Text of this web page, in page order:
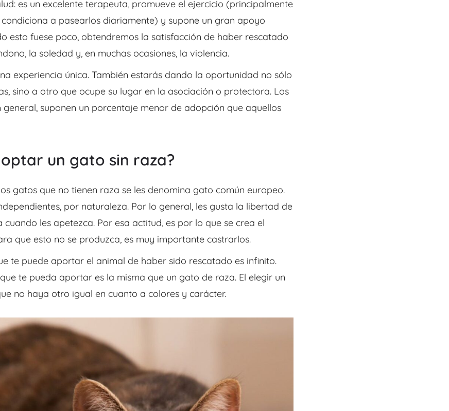
es un excelente terapeuta, promueve el ejercicio (principalmente
a pasearlos diariamente) y supone un gran apoyo
esto fuese poco, obtendremos la satisfacción de haber rescatado
la soledad y, en muchas ocasiones, la violencia.
experiencia única. También estarás dando la oportunidad no sólo
sino a otro que ocupe su lugar en la asociación o protectora. Los
suponen un porcentaje menor de adopción que aquellos
un gato sin raza?
gatos que no tienen raza se les denomina gato común europeo.
por naturaleza. Por lo general, les gusta la libertad de
cuando les apetezca. Por esa actitud, es por lo que se crea el
que esto no se produzca, es muy importante castrarlos.
te puede aportar el animal de haber sido rescatado es infinito.
te pueda aportar es la misma que un gato de raza. El elegir un
no haya otro igual en cuanto a colores y carácter.